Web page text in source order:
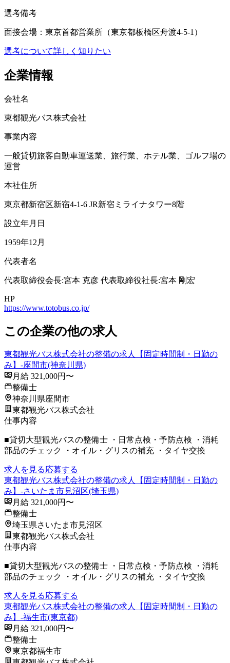
選考備考
面接会場：東京首都営業所（東京都板橋区舟渡4-5-1）
選考について詳しく知りたい
企業情報
会社名
東都観光バス株式会社
事業内容
一般貸切旅客自動車運送業、旅行業、ホテル業、ゴルフ場の
運営
本社住所
東京都新宿区新宿4-1-6 JR新宿ミライナタワー8階
設立年月日
1959年12月
代表者名
代表取締役会長:宮本 克彦 代表取締役社長:宮本 剛宏
HP
https://www.totobus.co.jp/
この企業の他の求人
東都観光バス株式会社の整備の求人【固定時間制・日勤の
み】-座間市(神奈川県)
月給 321,000円〜
整備士
神奈川県座間市
東都観光バス株式会社
仕事内容
■貸切大型観光バスの整備士 ・日常点検・予防点検 ・消耗
部品のチェック ・オイル・グリスの補充 ・タイヤ交換
求人を見る応募する
東都観光バス株式会社の整備の求人【固定時間制・日勤の
み】-さいたま市見沼区(埼玉県)
月給 321,000円〜
整備士
埼玉県さいたま市見沼区
東都観光バス株式会社
仕事内容
■貸切大型観光バスの整備士 ・日常点検・予防点検 ・消耗
部品のチェック ・オイル・グリスの補充 ・タイヤ交換
求人を見る応募する
東都観光バス株式会社の整備の求人【固定時間制・日勤の
み】-福生市(東京都)
月給 321,000円〜
整備士
東京都福生市